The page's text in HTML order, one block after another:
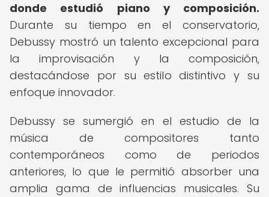
donde estudió piano y composición.
Durante su tiempo en el conservatorio,
Debussy mostró un talento excepcional para
la improvisación y la composición,
destacándose por su estilo distintivo y su
enfoque innovador.
Debussy se sumergió en el estudio de la
música de compositores tanto
contemporáneos como de periodos
anteriores, lo que le permitió absorber una
amplia gama de influencias musicales. Su